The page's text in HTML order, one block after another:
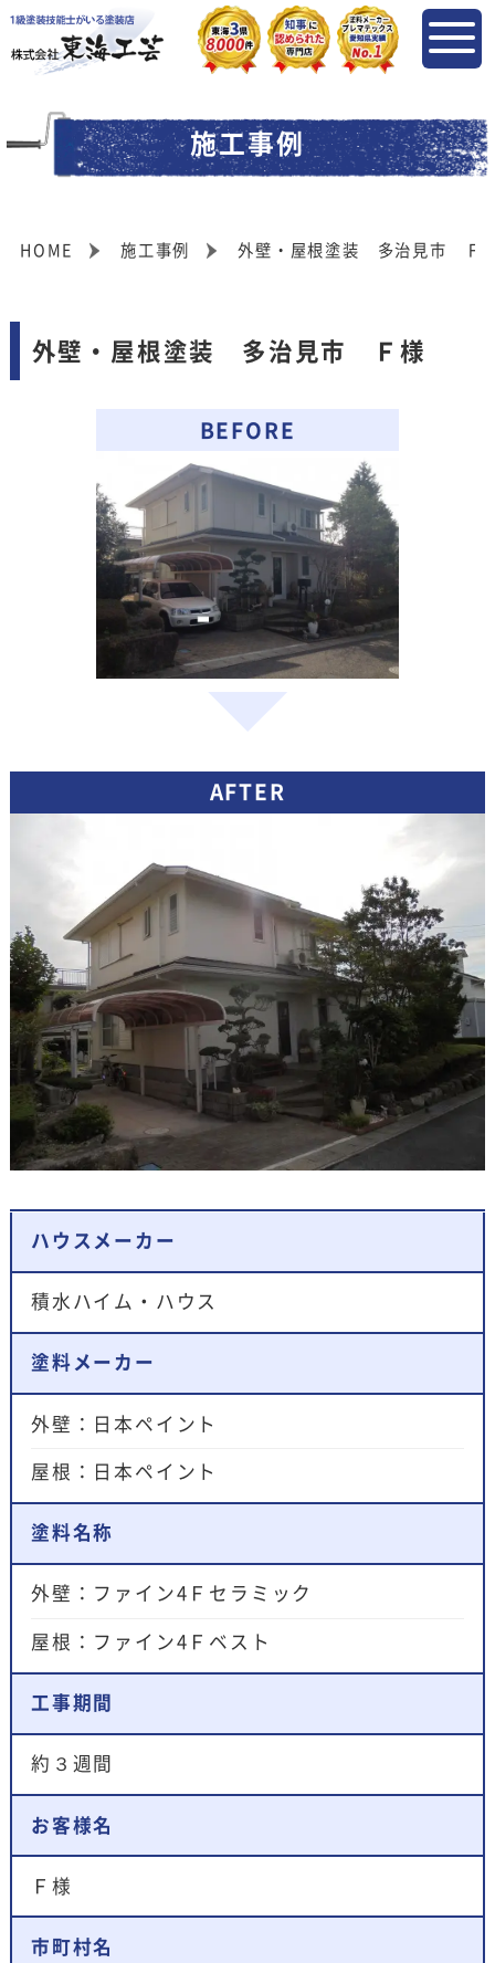
施工事例
HOME 施工事例 外壁・屋根塗装 多治見市 Ｆ
外壁・屋根塗装 多治見市 Ｆ様
BEFORE
AFTER
ハウスメーカー
積水ハイム・ハウス
塗料メーカー
外壁：日本ペイント
屋根：日本ペイント
塗料名称
外壁：ファイン4Ｆセラミック
屋根：ファイン4Ｆベスト
工事期間
約３週間
お客様名
Ｆ様
市町村名